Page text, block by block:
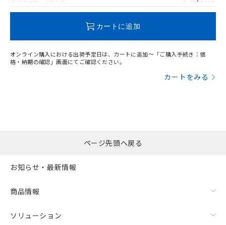
カートに追加
オンライン購入における出荷予定日は、カートに追加～「ご購入手続き：価
格・納期の確認」画面にてご確認ください。
カートをみる
ページ先頭へ戻る
お知らせ・最新情報
商品情報
ソリューション